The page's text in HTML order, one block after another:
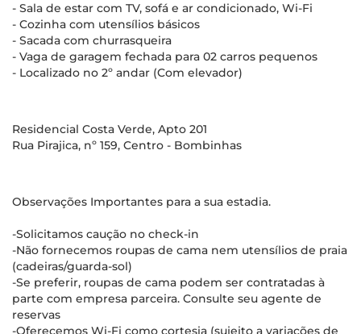
- Sala de estar com TV, sofá e ar condicionado, Wi-Fi
- Cozinha com utensílios básicos
- Sacada com churrasqueira
- Vaga de garagem fechada para 02 carros pequenos
- Localizado no 2º andar (Com elevador)
Residencial Costa Verde, Apto 201
Rua Pirajica, nº 159, Centro - Bombinhas
Observações Importantes para a sua estadia.
-Solicitamos caução no check-in
-Não fornecemos roupas de cama nem utensílios de praia
(cadeiras/guarda-sol)
-Se preferir, roupas de cama podem ser contratadas à
parte com empresa parceira. Consulte seu agente de
reservas
-Oferecemos Wi-Fi como cortesia (sujeito a variações de